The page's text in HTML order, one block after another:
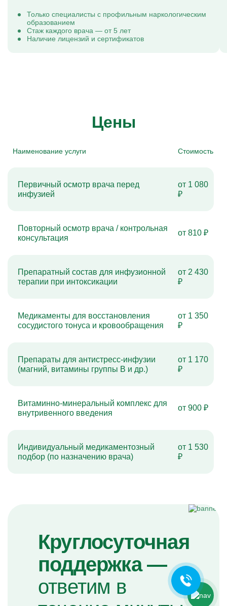
вас появятся вопросы.
Только специалисты с профильным наркологическим
образованием
Стаж каждого врача — от 5 лет
Наличие лицензий и сертификатов
Цены
Наименование услуги Стоимость
Первичный осмотр врача перед
инфузией
от 1 080
₽
Повторный осмотр врача / контрольная
консультация
от 810 ₽
Препаратный состав для инфузионной
терапии при интоксикации
от 2 430
₽
Медикаменты для восстановления
сосудистого тонуса и кровообращения
от 1 350
₽
Препараты для антистресс-инфузии
(магний, витамины группы B и др.)
от 1 170
₽
Витаминно-минеральный комплекс для
внутривенного введения
от 900 ₽
Индивидуальный медикаментозный
подбор (по назначению врача)
от 1 530
₽
Круглосуточная
поддержка —
ответим в